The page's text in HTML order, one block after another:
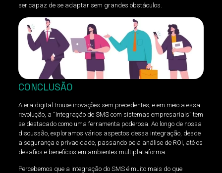
ser capaz de se adaptar sem grandes obstáculos.
CONCLUSÃO
A era digital trouxe inovações sem precedentes, e em meio a essa
revolução, a “Integração de SMS com sistemas empresariais” tem
se destacado como uma ferramenta poderosa. Ao longo de nossa
discussão, exploramos vários aspectos dessa integração, desde
a segurança e privacidade, passando pela análise de ROI, até os
desafios e benefícios em ambientes multiplataforma.
Percebemos que a integração do SMS é muito mais do que